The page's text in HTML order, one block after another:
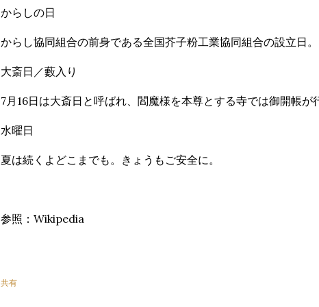
からしの日
からし協同組合の前身である全国芥子粉工業協同組合の設立日。
大斎日／藪入り
7月16日は大斎日と呼ばれ、閻魔様を本尊とする寺では御開帳が
水曜日
夏は続くよどこまでも。きょうもご安全に。
参照：Wikipedia
共有